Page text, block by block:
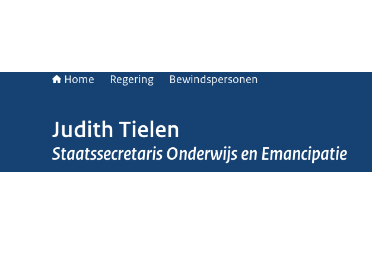
Home Regering Bewindspersonen
Judith Tielen
Staatssecretaris Onderwijs en Emancipatie